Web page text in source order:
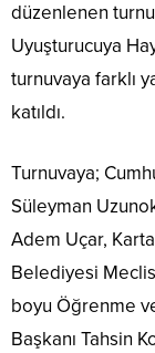
düzenlenen
Uyuşturucuya
turnuvaya farklı
katıldı.
Turnuvaya;
Süleyman
Adem Uçar,
Belediyesi
boyu Öğrenme
Başkanı Tahsin